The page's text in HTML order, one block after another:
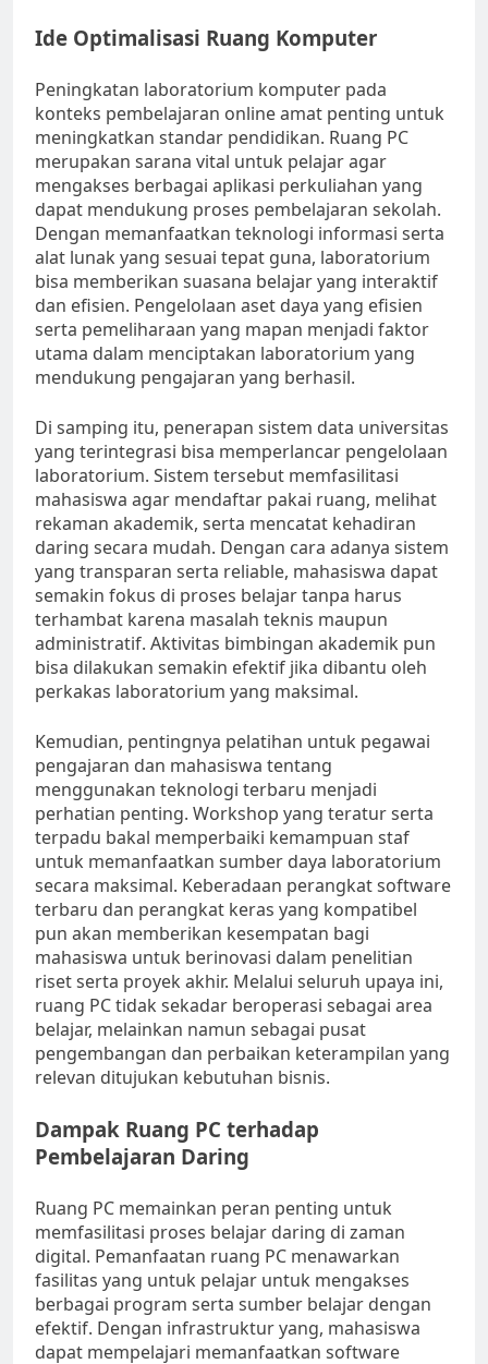
Ide Optimalisasi Ruang Komputer
Peningkatan laboratorium komputer pada
konteks pembelajaran online amat penting untuk
meningkatkan standar pendidikan. Ruang PC
merupakan sarana vital untuk pelajar agar
mengakses berbagai aplikasi perkuliahan yang
dapat mendukung proses pembelajaran sekolah.
Dengan memanfaatkan teknologi informasi serta
alat lunak yang sesuai tepat guna, laboratorium
bisa memberikan suasana belajar yang interaktif
dan efisien. Pengelolaan aset daya yang efisien
serta pemeliharaan yang mapan menjadi faktor
utama dalam menciptakan laboratorium yang
mendukung pengajaran yang berhasil.
Di samping itu, penerapan sistem data universitas
yang terintegrasi bisa memperlancar pengelolaan
laboratorium. Sistem tersebut memfasilitasi
mahasiswa agar mendaftar pakai ruang, melihat
rekaman akademik, serta mencatat kehadiran
daring secara mudah. Dengan cara adanya sistem
yang transparan serta reliable, mahasiswa dapat
semakin fokus di proses belajar tanpa harus
terhambat karena masalah teknis maupun
administratif. Aktivitas bimbingan akademik pun
bisa dilakukan semakin efektif jika dibantu oleh
perkakas laboratorium yang maksimal.
Kemudian, pentingnya pelatihan untuk pegawai
pengajaran dan mahasiswa tentang
menggunakan teknologi terbaru menjadi
perhatian penting. Workshop yang teratur serta
terpadu bakal memperbaiki kemampuan staf
untuk memanfaatkan sumber daya laboratorium
secara maksimal. Keberadaan perangkat software
terbaru dan perangkat keras yang kompatibel
pun akan memberikan kesempatan bagi
mahasiswa untuk berinovasi dalam penelitian
riset serta proyek akhir. Melalui seluruh upaya ini,
ruang PC tidak sekadar beroperasi sebagai area
belajar, melainkan namun sebagai pusat
pengembangan dan perbaikan keterampilan yang
relevan ditujukan kebutuhan bisnis.
Dampak Ruang PC terhadap
Pembelajaran Daring
Ruang PC memainkan peran penting untuk
memfasilitasi proses belajar daring di zaman
digital. Pemanfaatan ruang PC menawarkan
fasilitas yang untuk pelajar untuk mengakses
berbagai program serta sumber belajar dengan
efektif. Dengan infrastruktur yang, mahasiswa
dapat mempelajari memanfaatkan software